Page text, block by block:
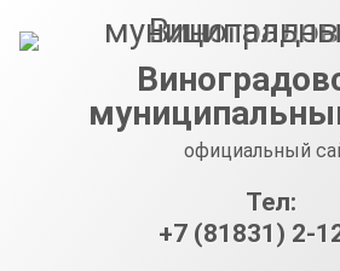
официальный
Тел:
+7 (81831) 2-